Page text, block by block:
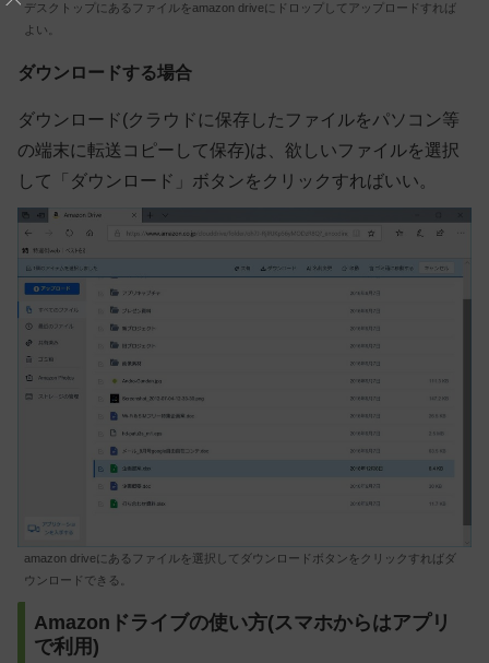
デスクトップにあるファイルをamazon driveにドロップしてアップロードすれば
よい。
ダウンロードする場合
ダウンロード(クラウドに保存したファイルをパソコン等
の端末に転送コピーして保存)は、欲しいファイルを選択
して「ダウンロード」ボタンをクリックすればいい。
amazon driveにあるファイルを選択してダウンロードボタンをクリックすればダ
ウンロードできる。
Amazonドライブの使い方(スマホからはアプリ
で利用)